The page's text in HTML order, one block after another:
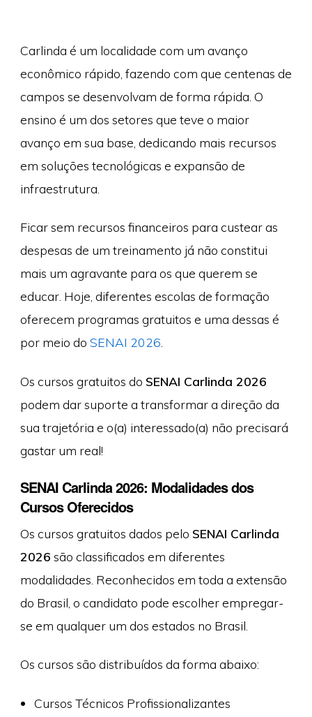
Carlinda é um localidade com um avanço
econômico rápido, fazendo com que centenas de
campos se desenvolvam de forma rápida. O
ensino é um dos setores que teve o maior
avanço em sua base, dedicando mais recursos
em soluções tecnológicas e expansão de
infraestrutura.
Ficar sem recursos financeiros para custear as
despesas de um treinamento já não constitui
mais um agravante para os que querem se
educar. Hoje, diferentes escolas de formação
oferecem programas gratuitos e uma dessas é
por meio do SENAI 2026
Os cursos gratuitos do SENAI Carlinda 2026
podem dar suporte a transformar a direção da
sua trajetória e o(a) interessado(a) não precisará
gastar um real!
SENAI Carlinda 2026: Modalidades dos
Cursos Oferecidos
Os cursos gratuitos dados pelo SENAI Carlinda
2026 são classificados em diferentes
modalidades. Reconhecidos em toda a extensão
do Brasil, o candidato pode escolher empregar-
se em qualquer um dos estados no Brasil.
Os cursos são distribuídos da forma abaixo:
Cursos Técnicos Profissionalizantes